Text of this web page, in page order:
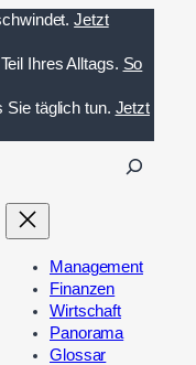
Jetzt
Ihres Alltags. So
Sie täglich tun. Jetzt
n
Management
Finanzen
Wirtschaft
Panorama
Glossar